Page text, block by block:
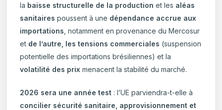
la baisse structurelle de la production et les aléas
sanitaires poussent à une dépendance accrue aux
importations , notamment en provenance du Mercosur
et de l’autre, les tensions commerciales (suspension
potentielle des importations brésiliennes) et la
volatilité des prix menacent la stabilité du marché.
2026 sera une année test : l’UE parviendra-t-elle à
concilier sécurité sanitaire, approvisionnement et